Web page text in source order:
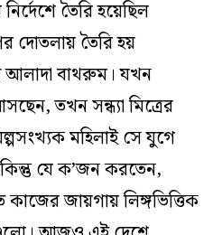
তৈরি হয়েছিল
দোতলায় তৈরি হয়
আলাদা বাথরুম। যখন
তখন সন্ধ্যা মিত্রের
মহিলাই সে যুগে
যে ক’জন করতেন,
জায়গায় লিঙ্গভিত্তিক